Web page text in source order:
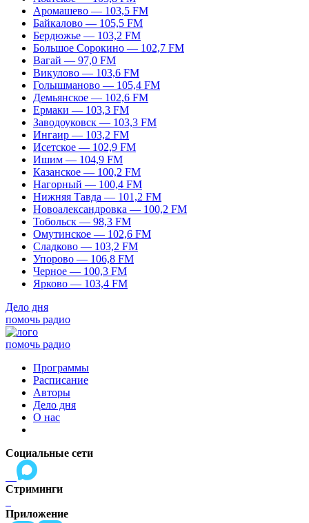
Аромашево — 103,5 FM
Байкалово — 105,5 FM
Бердюжье — 103,2 FM
Большое Сорокино — 102,7 FM
Вагай — 97,0 FM
Викулово — 103,6 FM
Голышманово — 105,4 FM
Демьянское — 102,6 FM
Ермаки — 103,3 FM
Заводоуковск — 103,3 FM
Ингаир — 103,2 FM
Исетское — 102,9 FM
Ишим — 104,9 FM
Казанское — 100,2 FM
Нагорный — 100,4 FM
Нижняя Тавда — 101,2 FM
Новоалександровка — 100,2 FM
Тобольск — 98,3 FM
Омутинское — 102,6 FM
Сладково — 103,2 FM
Упорово — 106,8 FM
Черное — 100,3 FM
Ярково — 103,4 FM
Дело дня
помочь радио
помочь радио
Программы
Расписание
Авторы
Дело дня
О нас
Социальные сети
Стриминги
Приложение